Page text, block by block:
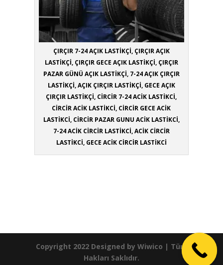
ÇIRÇIR 7-24 AÇIK LASTİKÇİ, ÇIRÇIR AÇIK
LASTİKÇİ, ÇIRÇIR GECE AÇIK LASTİKÇİ, ÇIRÇIR
PAZAR GÜNÜ AÇIK LASTİKÇİ, 7-24 AÇIK ÇIRÇIR
LASTİKÇİ, AÇIK ÇIRÇIR LASTİKÇİ, GECE AÇIK
ÇIRÇIR LASTİKÇİ, CİRCİR 7-24 ACİK LASTİKCİ,
CİRCİR ACİK LASTİKCİ, CİRCİR GECE ACİK
LASTİKCİ, CİRCİR PAZAR GUNU ACİK LASTİKCİ,
7-24 ACİK CİRCİR LASTİKCİ, ACİK CİRCİR
LASTİKCİ, GECE ACİK CİRCİR LASTİKCİ
Copyright 2022 Designed by Wiwico | Tüm
Hakları Saklıdır.